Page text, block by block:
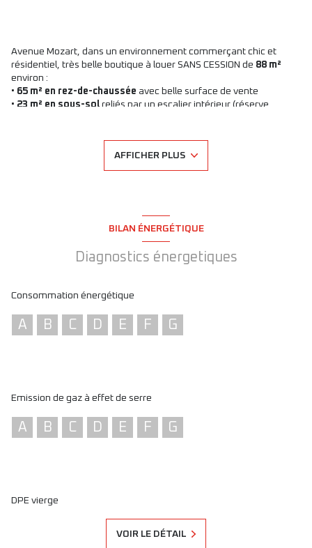
Avenue Mozart, dans un environnement commerçant chic et
résidentiel, très belle boutique à louer SANS CESSION de 88 m²
environ :
• 65 m² en rez-de-chaussée avec belle surface de vente
• 23 m² en sous-sol reliés par un escalier intérieur (réserve,
Loyer mensuel : 2 950 € HT/HC
À visiter rapidement – Renseignements sur demande auprès
AFFICHER PLUS
BILAN ÉNERGÉTIQUE
Diagnostics énergetiques
Consommation énergétique
A B C D E F G
Emission de gaz à effet de serre
A B C D E F G
DPE vierge
VOIR LE DÉTAIL